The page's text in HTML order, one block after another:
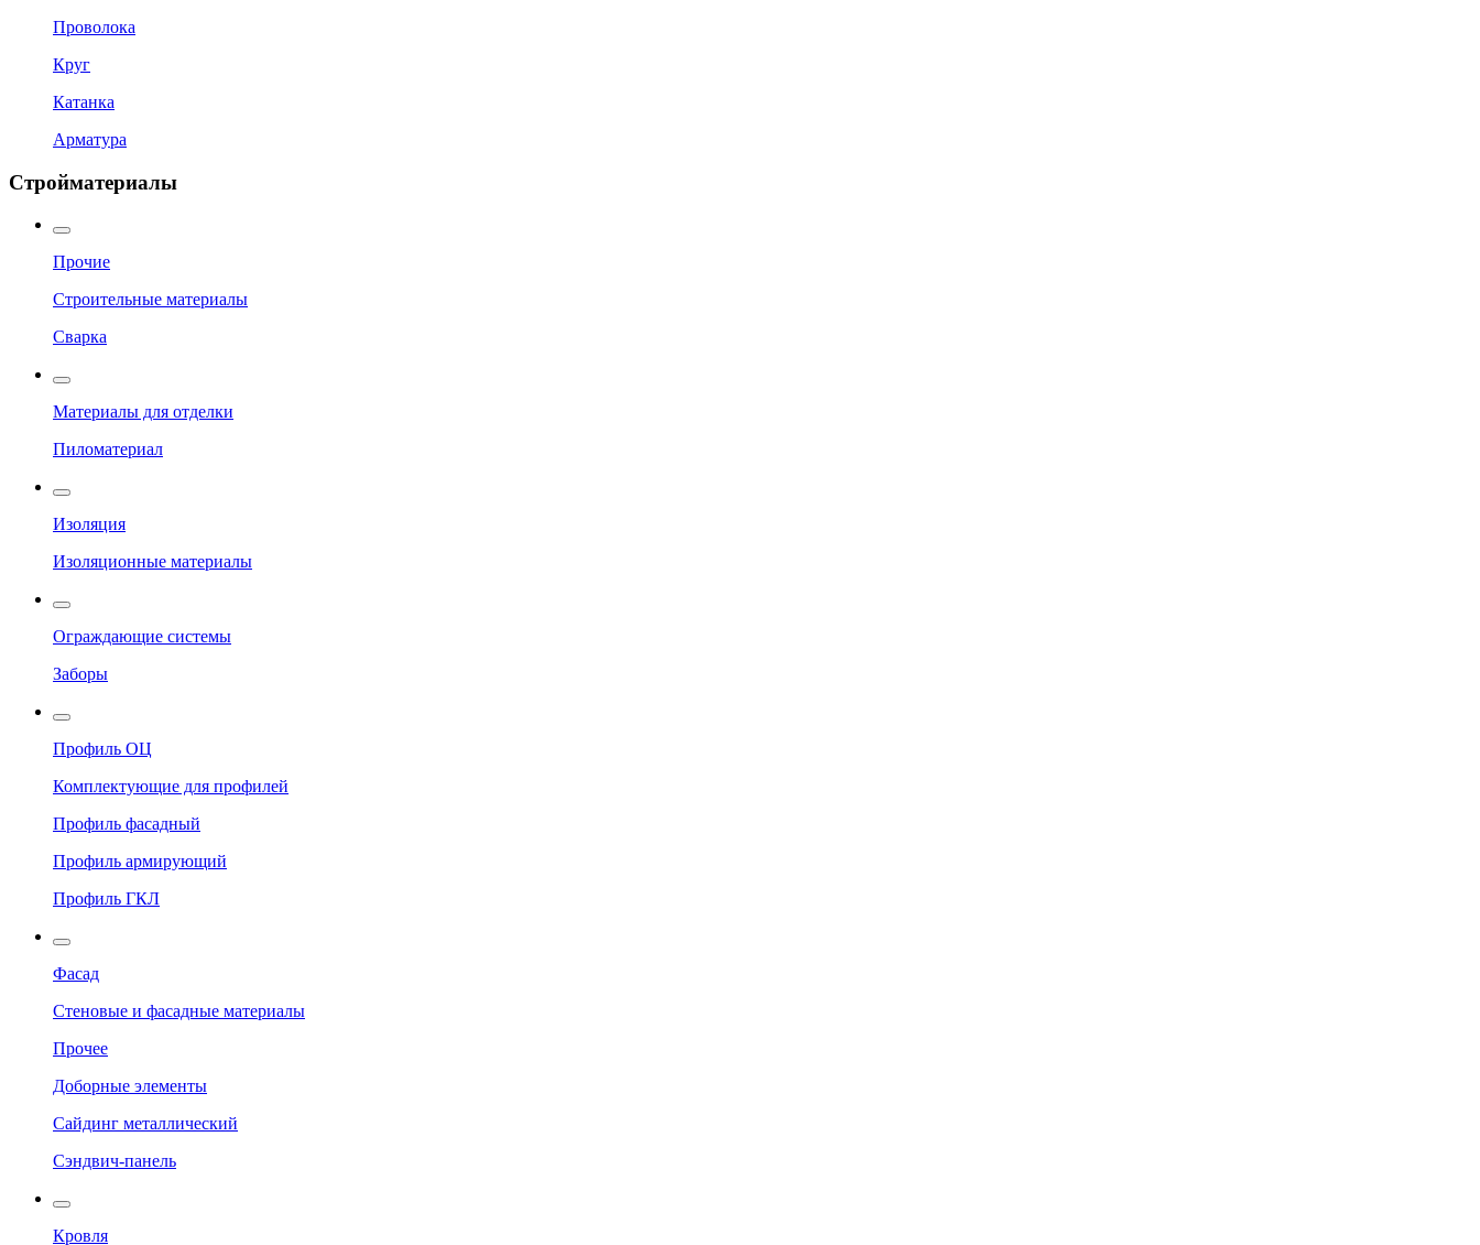
Проволока
Круг
Катанка
Арматура
Стройматериалы
Прочие
Строительные материалы
Сварка
Материалы для отделки
Пиломатериал
Изоляция
Изоляционные материалы
Ограждающие системы
Заборы
Профиль ОЦ
Комплектующие для профилей
Профиль фасадный
Профиль армирующий
Профиль ГКЛ
Фасад
Стеновые и фасадные материалы
Прочее
Доборные элементы
Сайдинг металлический
Сэндвич-панель
Кровля